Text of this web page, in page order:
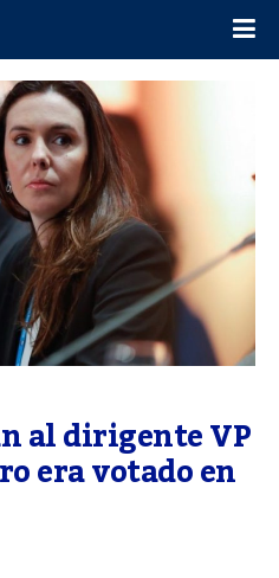
al dirigente VP
era votado en